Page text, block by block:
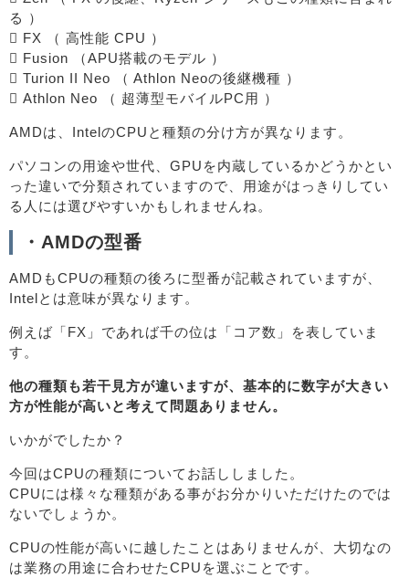
る ）
 FX （ 高性能 CPU ）
 Fusion （APU搭載のモデル ）
 Turion II Neo （ Athlon Neoの後継機種 ）
 Athlon Neo （ 超薄型モバイルPC用 ）
AMDは、IntelのCPUと種類の分け方が異なります。
パソコンの用途や世代、GPUを内蔵しているかどうかとい
った違いで分類されていますので、用途がはっきりしてい
る人には選びやすいかもしれませんね。
・AMDの型番
AMDもCPUの種類の後ろに型番が記載されていますが、
Intelとは意味が異なります。
例えば「FX」であれば千の位は「コア数」を表していま
す。
他の種類も若干見方が違いますが、基本的に数字が大きい
方が性能が高いと考えて問題ありません。
いかがでしたか？
今回はCPUの種類についてお話ししました。
CPUには様々な種類がある事がお分かりいただけたのでは
ないでしょうか。
CPUの性能が高いに越したことはありませんが、大切なの
は業務の用途に合わせたCPUを選ぶことです。